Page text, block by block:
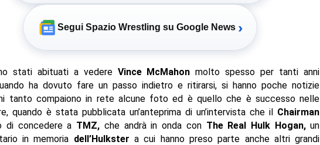
Segui Spazio Wrestling su Google News ›
stati abituati a vedere Vince McMahon molto spesso per tanti anni
ha dovuto fare un passo indietro e ritirarsi, si hanno poche notizie
tanto compaiono in rete alcune foto ed è quello che è successo nelle
quando è stata pubblicata un’anteprima di un’intervista che il Chairman
di concedere a TMZ, che andrà in onda con The Real Hulk Hogan,un
in memoria dell’Hulkster a cui hanno preso parte anche altri grandi